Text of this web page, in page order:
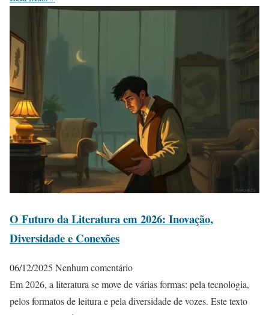
O Futuro da Literatura em 2026: Inovação,
Diversidade e Conexões
06/12/2025 Nenhum comentário
Em 2026, a literatura se move de várias formas: pela tecnologia,
pelos formatos de leitura e pela diversidade de vozes. Este texto